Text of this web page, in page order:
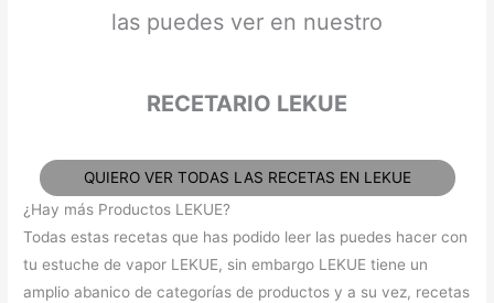
las puedes ver en nuestro
RECETARIO LEKUE
QUIERO VER TODAS LAS RECETAS EN LEKUE
¿Hay más Productos LEKUE?
Todas estas recetas que has podido leer las puedes hacer con
tu estuche de vapor LEKUE, sin embargo LEKUE tiene un
amplio abanico de categorías de productos y a su vez, recetas